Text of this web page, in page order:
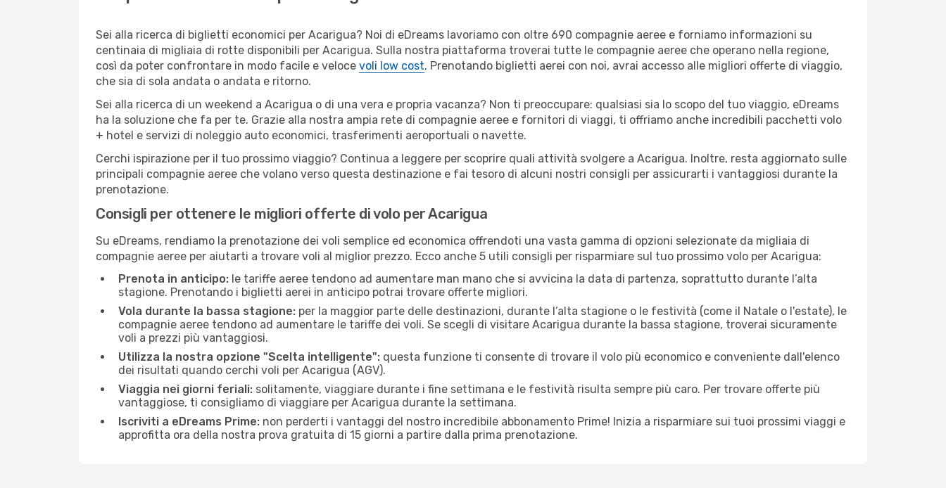
Sei alla ricerca di biglietti economici per Acarigua? Noi di eDreams lavoriamo con oltre 690 compagnie aeree e forniamo informazioni su
centinaia di migliaia di rotte disponibili per Acarigua. Sulla nostra piattaforma troverai tutte le compagnie aeree che operano nella regione,
così da poter confrontare in modo facile e veloce voli low cost. Prenotando biglietti aerei con noi, avrai accesso alle migliori offerte di viaggio,
che sia di sola andata o andata e ritorno.
Sei alla ricerca di un weekend a Acarigua o di una vera e propria vacanza? Non ti preoccupare: qualsiasi sia lo scopo del tuo viaggio, eDreams
ha la soluzione che fa per te. Grazie alla nostra ampia rete di compagnie aeree e fornitori di viaggi, ti offriamo anche incredibili pacchetti volo
+ hotel e servizi di noleggio auto economici, trasferimenti aeroportuali o navette.
Cerchi ispirazione per il tuo prossimo viaggio? Continua a leggere per scoprire quali attività svolgere a Acarigua. Inoltre, resta aggiornato sulle
principali compagnie aeree che volano verso questa destinazione e fai tesoro di alcuni nostri consigli per assicurarti i vantaggiosi durante la
prenotazione.
Consigli per ottenere le migliori offerte di volo per Acarigua
Su eDreams, rendiamo la prenotazione dei voli semplice ed economica offrendoti una vasta gamma di opzioni selezionate da migliaia di
compagnie aeree per aiutarti a trovare voli al miglior prezzo. Ecco anche 5 utili consigli per risparmiare sul tuo prossimo volo per Acarigua:
Prenota in anticipo: le tariffe aeree tendono ad aumentare man mano che si avvicina la data di partenza, soprattutto durante l’alta
stagione. Prenotando i biglietti aerei in anticipo potrai trovare offerte migliori.
Vola durante la bassa stagione: per la maggior parte delle destinazioni, durante l’alta stagione o le festività (come il Natale o l'estate), le
compagnie aeree tendono ad aumentare le tariffe dei voli. Se scegli di visitare Acarigua durante la bassa stagione, troverai sicuramente
voli a prezzi più vantaggiosi.
Utilizza la nostra opzione "Scelta intelligente": questa funzione ti consente di trovare il volo più economico e conveniente dall'elenco
dei risultati quando cerchi voli per Acarigua (AGV).
Viaggia nei giorni feriali: solitamente, viaggiare durante i fine settimana e le festività risulta sempre più caro. Per trovare offerte più
vantaggiose, ti consigliamo di viaggiare per Acarigua durante la settimana.
Iscriviti a eDreams Prime: non perderti i vantaggi del nostro incredibile abbonamento Prime! Inizia a risparmiare sui tuoi prossimi viaggi e
approfitta ora della nostra prova gratuita di 15 giorni a partire dalla prima prenotazione.